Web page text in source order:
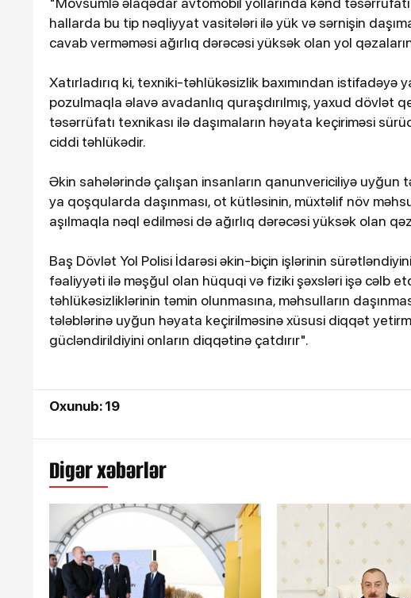
hallarda bu tip nəqliyyat vasitələri ilə yük və sərnişin
cavab verməməsi ağırlıq dərəcəsi yüksək olan yol
Xatırladırıq ki, texniki-təhlükəsizlik baxımından istifadəyə
pozulmaqla əlavə avadanlıq quraşdırılmış, yaxud dövlət
təsərrüfatı texnikası ilə daşımaların həyata keçiriməsi
ciddi təhlükədir.
Əkin sahələrində çalışan insanların qanunvericiliyə
ya qoşqularda daşınması, ot kütləsinin, müxtəlif növ
aşılmaqla nəql edilməsi də ağırlıq dərəcəsi yüksək olan
Baş Dövlət Yol Polisi İdarəsi əkin-biçin işlərinin
fəaliyyəti ilə məşğul olan hüquqi və fiziki şəxsləri işə cəlb
təhlükəsizliklərinin təmin olunmasına, məhsulların
tələblərinə uyğun həyata keçirilməsinə xüsusi diqqət
gücləndirildiyini onların diqqətinə çatdırır".
Oxunub: 19
Digər xəbərlər
Şəmkirdə 11 nəfər salatdan
zəhərləndi